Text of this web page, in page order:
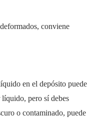
conviene
en el depósito puede
líquido, pero sí debes
o contaminado, puede